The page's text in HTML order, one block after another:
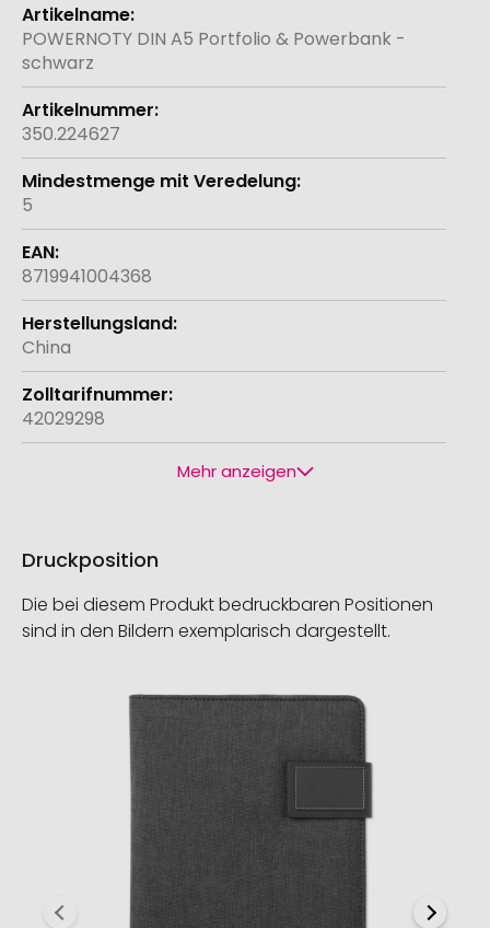
Informationen
POWERNOTY DIN A5 Portfolio & Powerbank -
schwarz
350.224627
5
8719941004368
China
42029298
Mehr anzeigen
Druckposition
Die bei diesem Produkt bedruckbaren Positionen
sind in den Bildern exemplarisch dargestellt.